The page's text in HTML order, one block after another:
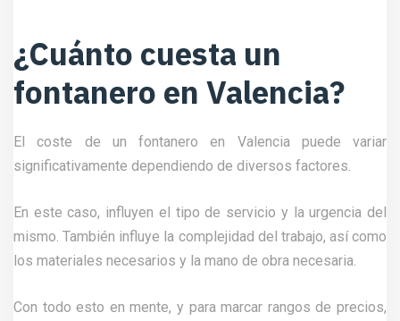
¿Cuánto cuesta un
fontanero en Valencia?
El coste de un fontanero en Valencia puede variar
significativamente dependiendo de diversos factores.
En este caso, influyen el tipo de servicio y la urgencia del
mismo. También influye la complejidad del trabajo, así como
los materiales necesarios y la mano de obra necesaria.
Con todo esto en mente, y para marcar rangos de precios,